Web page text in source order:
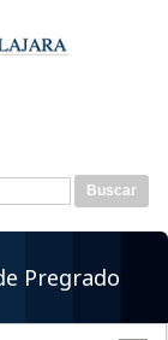
de
Pregrado